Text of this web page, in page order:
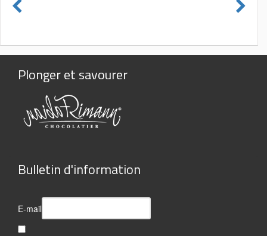
Plonger et savourer
Bulletin d'information
E-mail